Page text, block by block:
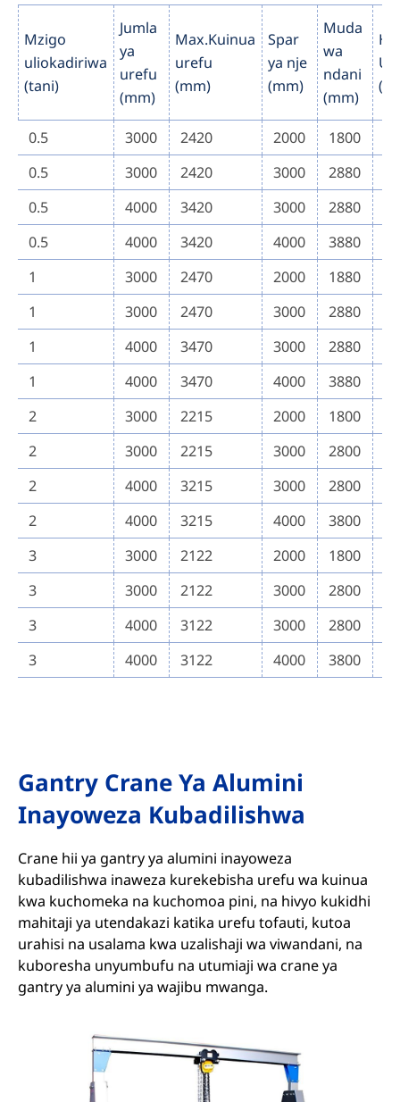
Mzigo
uliokadiriwa
(tani)
Jumla
ya
urefu
(mm)
Max.Kuinua
urefu
(mm)
Spar
ya nje
(mm)
Muda
wa
ndani
(mm)
H
0.5 3000 2420 2000 1800
0.5
3000 2420 3000 2880
0.5
4000 3420 3000 2880
0.5
4000 3420 4000 3880
1
3000 2470 2000 1880
1
3000 2470 3000 2880
1
4000 3470 3000 2880
1
4000 3470 4000 3880
2
3000 2215 2000 1800
2
3000 2215 3000 2800
2
4000 3215 3000 2800
2
4000 3215 4000 3800
3
3000 2122 2000 1800
3
3000 2122 3000 2800
3
4000 3122 3000 2800
3
4000 3122 4000 3800
Gantry Crane Ya Alumini
Inayoweza Kubadilishwa
Crane hii ya gantry ya alumini inayoweza
kubadilishwa inaweza kurekebisha urefu wa kuinua
kwa kuchomeka na kuchomoa pini, na hivyo kukidhi
mahitaji ya utendakazi katika urefu tofauti, kutoa
urahisi na usalama kwa uzalishaji wa viwandani, na
kuboresha unyumbufu na utumiaji wa crane ya
gantry ya alumini ya wajibu mwanga.